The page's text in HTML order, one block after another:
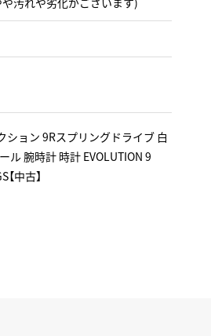
ション 9Rスプリングドライブ 白
ル 腕時計 時計 EVOLUTION 9
中古】